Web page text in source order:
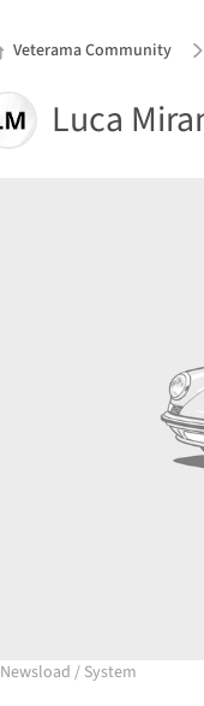
Veterama Community
Luca
Newsload / System